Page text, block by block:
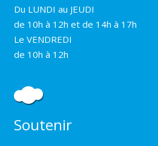
Du LUNDI au JEUDI
de 10h à 12h et de 14h à 17h
Le VENDREDI
de 10h à 12h
Soutenir